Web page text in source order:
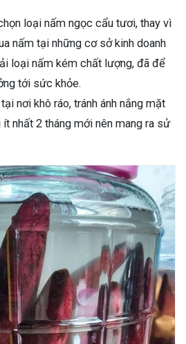
loại nấm ngọc cẩu tươi, thay vì
nấm tại những cơ sở kinh doanh
loại nấm kém chất lượng, đã để
tới sức khỏe.
nơi khô ráo, tránh ánh nắng mặt
nhất 2 tháng mới nên mang ra sử